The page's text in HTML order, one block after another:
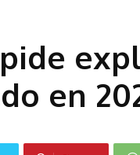
pide
en